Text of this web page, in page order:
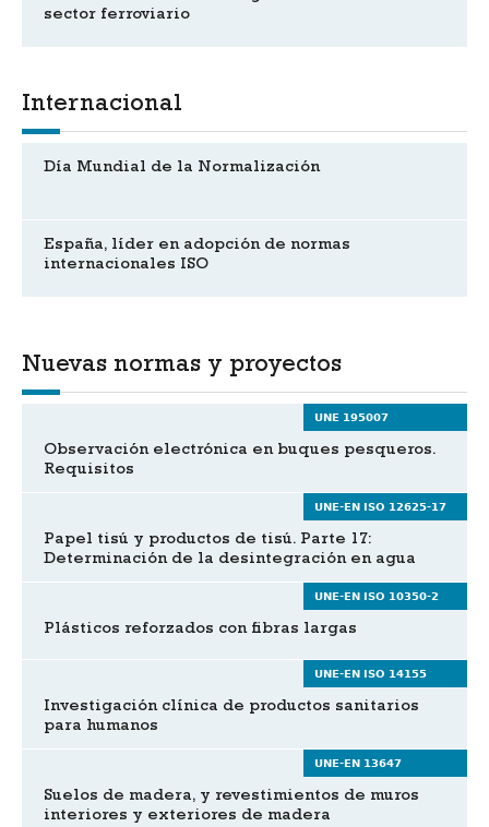
sector ferroviario
Internacional
Día Mundial de la Normalización
España, líder en adopción de normas
internacionales ISO
Nuevas normas y proyectos
UNE 195007
Observación electrónica en buques pesqueros.
Requisitos
UNE-EN ISO 12625-17
Papel tisú y productos de tisú. Parte 17:
Determinación de la desintegración en agua
UNE-EN ISO 10350-2
Plásticos reforzados con fibras largas
UNE-EN ISO 14155
Investigación clínica de productos sanitarios
para humanos
UNE-EN 13647
Suelos de madera, y revestimientos de muros
interiores y exteriores de madera